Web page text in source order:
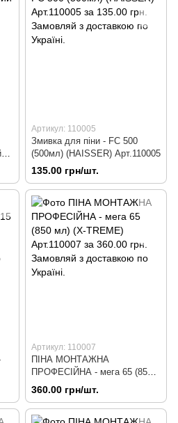
Артикул: 110005
Змивка для піни - FC 500
(500мл) (HAISSER) Арт.110005
135.00 грн/шт.
Артикул: 110007
ПІНА МОНТАЖНА
ПРОФЕСІЙНА - мега 65 (850
мл) (X-TREME) Арт.110007
360.00 грн/шт.